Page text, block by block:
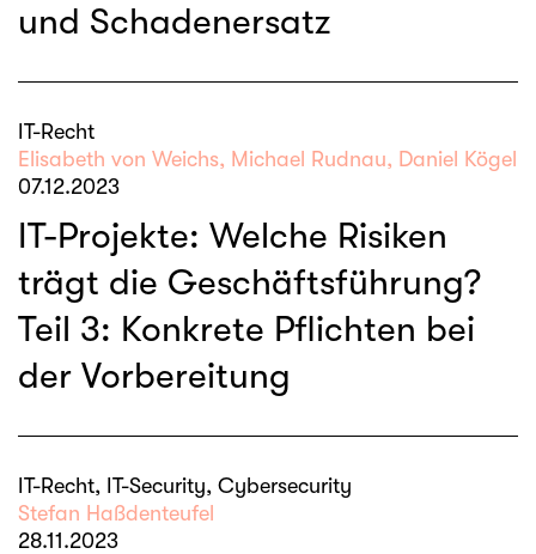
und Schadenersatz
IT-Recht
Elisabeth von Weichs, Michael Rudnau, Daniel Kögel
07.12.2023
IT-Projekte: Welche Risiken
trägt die Geschäftsführung?
Teil 3: Konkrete Pflichten bei
der Vorbereitung
IT-Recht, IT-Security, Cybersecurity
Stefan Haßdenteufel
28.11.2023